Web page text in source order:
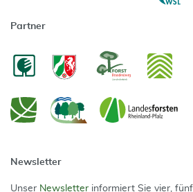
Partner
Newsletter
Unser Newsletter informiert Sie vier,